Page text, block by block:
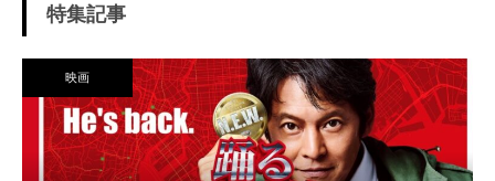
特集記事
映画